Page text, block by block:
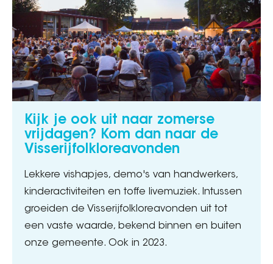
Kijk je ook uit naar zomerse
vrijdagen? Kom dan naar de
Visserijfolkloreavonden
Lekkere vishapjes, demo's van handwerkers,
kinderactiviteiten en toffe livemuziek. Intussen
groeiden de Visserijfolkloreavonden uit tot
een vaste waarde, bekend binnen en buiten
onze gemeente. Ook in 2023.